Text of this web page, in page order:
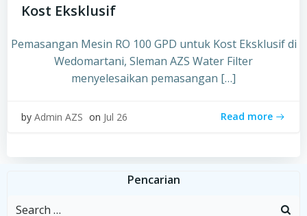
Kost Eksklusif
Pemasangan Mesin RO 100 GPD untuk Kost Eksklusif di
Wedomartani, Sleman AZS Water Filter
menyelesaikan pemasangan […]
by Admin AZS on Jul 26 Read more
Pencarian
Search